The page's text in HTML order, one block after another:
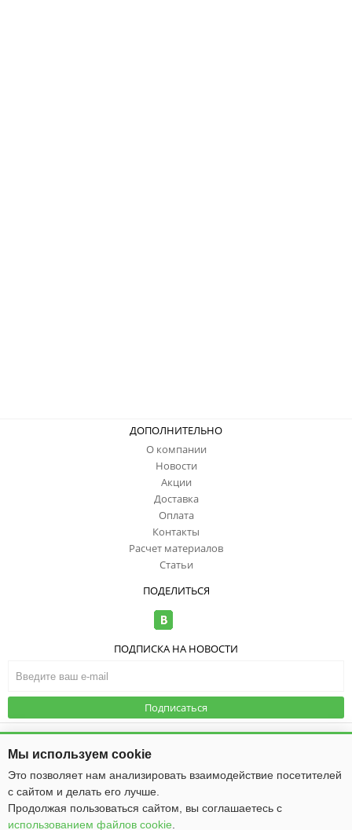
ДОПОЛНИТЕЛЬНО
О компании
Новости
Акции
Доставка
Оплата
Контакты
Расчет материалов
Статьи
ПОДЕЛИТЬСЯ
ПОДПИСКА НА НОВОСТИ
Подписаться
© ООО "ИзоТоп", 2006-2026. Все права
защищены. Информация сайта
защищена законом об авторских
правах.
Общество с ограниченной ответственностью «ИзоТоп»
ИНН 5256084834
ОГРН 1085256009475
Юридический адрес: 603016, г. Нижний Новгород, ул. Ю. Фучика, д. 50
Мы используем cookie
Это позволяет нам анализировать взаимодействие посетителей
с сайтом и делать его лучше.
Продолжая пользоваться сайтом, вы соглашаетесь с
использованием файлов cookie